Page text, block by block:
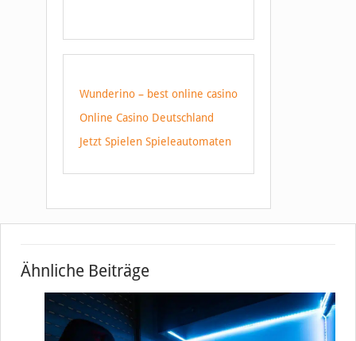
Wunderino – best online casino
Online Casino Deutschland
Jetzt Spielen Spieleautomaten
Ähnliche Beiträge